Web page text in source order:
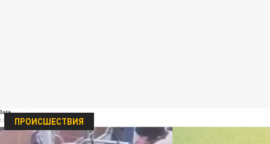
ПРОИСШЕСТВИЯ